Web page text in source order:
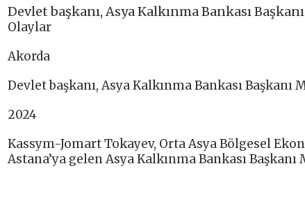
Devlet başkanı, Asya Kalkınma Bankası
Olaylar
Akorda
Devlet başkanı, Asya Kalkınma Bankası Başkanı
2024
Kassym-Jomart Tokayev, Orta Asya Bölgesel
Astana’ya gelen Asya Kalkınma Bankası